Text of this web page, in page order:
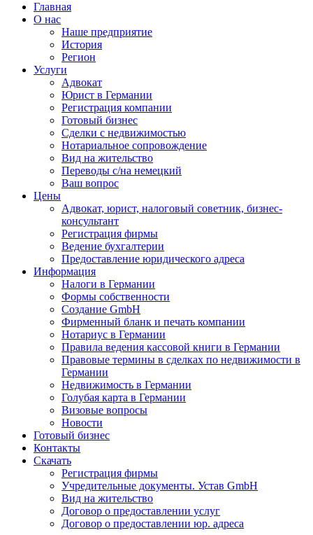
Главная
О нас
Наше предприятие
История
Регион
Услуги
Адвокат
Юрист в Германии
Регистрация компании
Готовый бизнес
Сделки с недвижимостью
Нотариальное сопровождение
Вид на жительство
Переводы с/на немецкий
Ваш вопрос
Цены
Адвокат, юрист, налоговый советник, бизнес-
консультант
Регистрация фирмы
Ведение бухгалтерии
Предоставление юридического адреса
Информация
Налоги в Германии
Формы собственности
Создание GmbH
Фирменный бланк и печать компании
Нотариус в Германии
Правила ведения кассовой книги в Германии
Правовые термины в сделках по недвижимости в
Германии
Недвижимость в Германии
Голубая карта в Германии
Визовые вопросы
Новости
Готовый бизнес
Контакты
Скачать
Регистрация фирмы
Учредительные документы. Устав GmbH
Вид на жительство
Договор о предоставлении услуг
Договор о предоставлении юр. адреса